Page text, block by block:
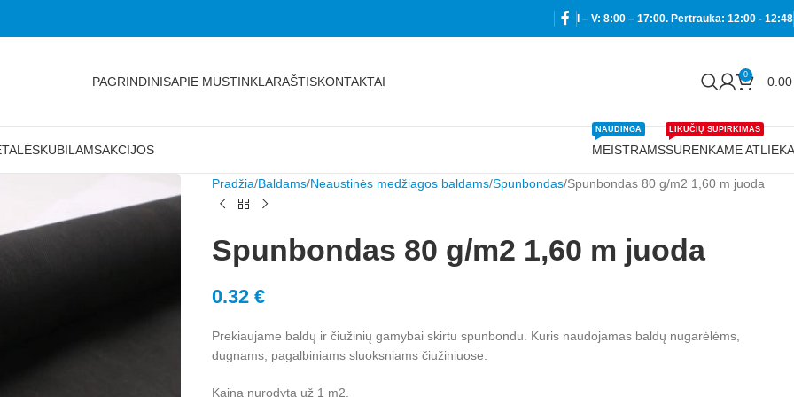
I – V: 8:00 – 17:00. Pertrauka: 12:00 - 12:48
PAGRINDINISAPIE MUSTINKLARAŠTISKONTAKTAI 0
KUBILAMSAKCIJOS MEISTRAMS
NAUDINGA
SURENKAME
LIKUČIŲ SUPIRKIMAS
Pradžia Baldams Neaustinės medžiagos baldams Spunbondas Spunbondas 80 g/m2 1,60 m juoda
Spunbondas 80 g/m2 1,60 m juoda
0.32 €
Prekiaujame baldų ir čiužinių gamybai skirtu spunbondu. Kuris naudojamas baldų nugarėlėms,
dugnams, pagalbiniams sluoksniams čiužiniuose.
Kaina nurodyta už 1 m2.